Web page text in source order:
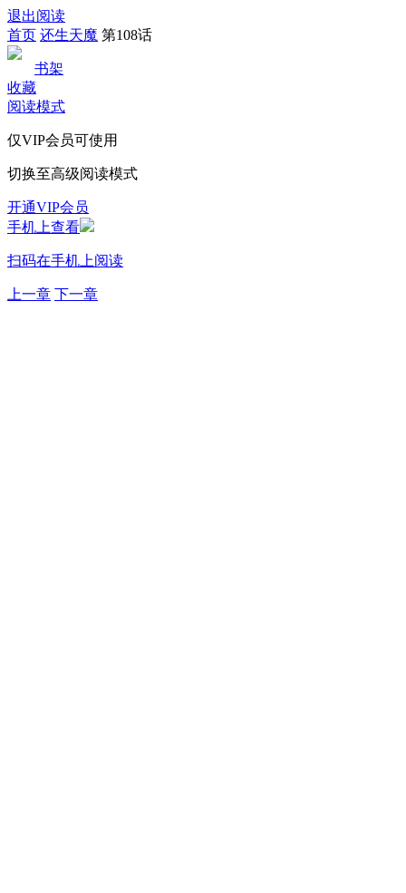
退出阅读
首页 还生天魔 第108话
书架
收藏
阅读模式
仅VIP会员可使用
切换至高级阅读模式
开通VIP会员
手机上查看
扫码在手机上阅读
上一章 下一章